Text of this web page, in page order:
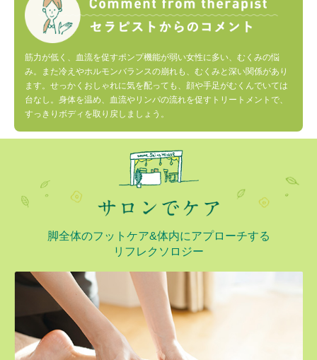
筋力が低く、血流を促すポンプ機能が弱い女性に多い、むくみの悩
み。また冷えやホルモンバランスの崩れも、むくみと深い関係があり
ます。せっかくおしゃれに気を配っても、顔や手足がむくんでいては
台なし。身体を温め、血流やリンパの流れを促すトリートメントで、
すっきりボディを取り戻しましょう。
脚全体のフットケア&体内にアプローチする
リフレクソロジー